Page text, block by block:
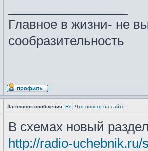
Главное в жизни- не
сообразительность
Заголовок сообщения: Re: Что нового на сайте
В схемах новый
http://radio-